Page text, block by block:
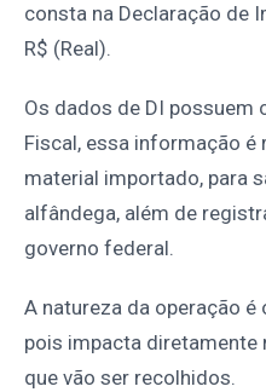
consta na Declaração de
R$ (Real).
Os dados de DI possuem
Fiscal, essa informação é
material importado, para
alfândega, além de
governo federal.
A natureza da operação
pois impacta
que vão ser recolhidos.